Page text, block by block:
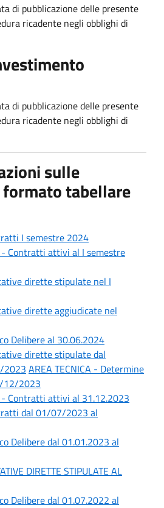
di pubblicazione delle presente
ricadente negli obblighi di
di pubblicazione delle presente
ricadente negli obblighi di
sulle
tabellare
I semestre 2024
- Contratti attivi al I semestre
dirette stipulate nel I
dirette aggiudicate nel
Delibere al 30.06.2024
dirette stipulate dal
AREA TECNICA - Determine
12/2023
- Contratti attivi al 31.12.2023
dal 01/07/2023 al
Delibere dal 01.01.2023 al
DIRETTE STIPULATE AL
Delibere dal 01.07.2022 al